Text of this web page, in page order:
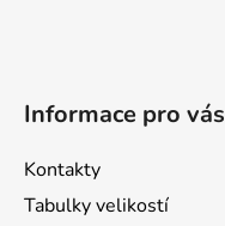
Informace pro vás
Kontakty
Tabulky velikostí